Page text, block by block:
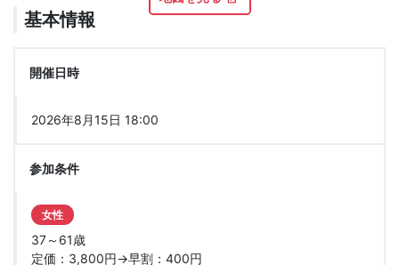
基本情報
開催日時
2026年8月15日 18:00
参加条件
女性
37～61歳
定価：3,800円→早割：400円